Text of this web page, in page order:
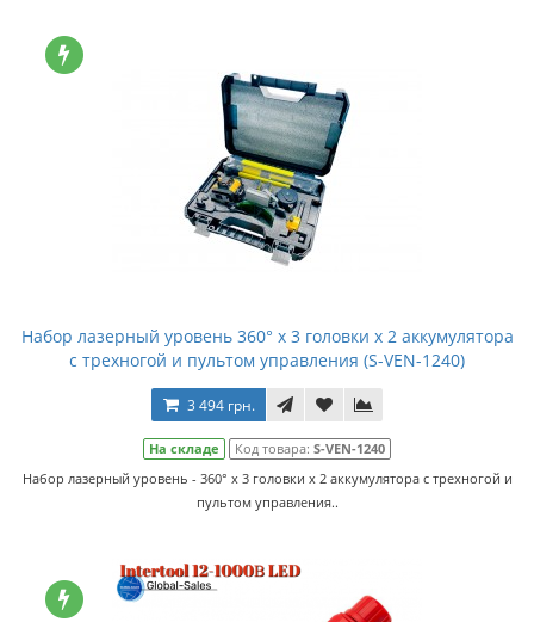
Набор лазерный уровень 360° x 3 головки х 2 аккумулятора
с трехногой и пультом управления (S-VEN-1240)
3 494 грн.
На складе Код товара: S-VEN-1240
Набор лазерный уровень - 360° x 3 головки х 2 аккумулятора с трехногой и
пультом управления..